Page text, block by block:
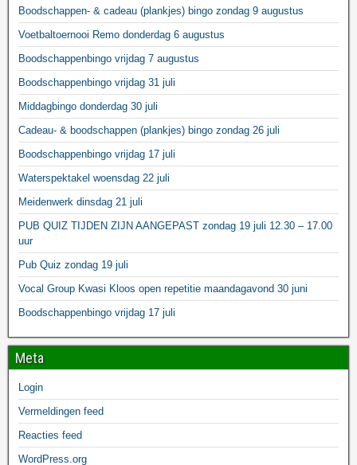
Boodschappen- & cadeau (plankjes) bingo zondag 9 augustus
Voetbaltoernooi Remo donderdag 6 augustus
Boodschappenbingo vrijdag 7 augustus
Boodschappenbingo vrijdag 31 juli
Middagbingo donderdag 30 juli
Cadeau- & boodschappen (plankjes) bingo zondag 26 juli
Boodschappenbingo vrijdag 17 juli
Waterspektakel woensdag 22 juli
Meidenwerk dinsdag 21 juli
PUB QUIZ TIJDEN ZIJN AANGEPAST zondag 19 juli 12.30 – 17.00
uur
Pub Quiz zondag 19 juli
Vocal Group Kwasi Kloos open repetitie maandagavond 30 juni
Boodschappenbingo vrijdag 17 juli
Meta
Login
Vermeldingen feed
Reacties feed
WordPress.org